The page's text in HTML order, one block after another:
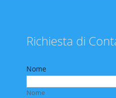
Richiesta di
Nome
Nome